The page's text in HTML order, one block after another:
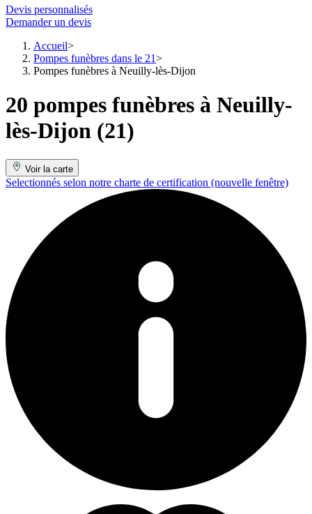
Devis personnalisés
Demander un devis
Accueil
Pompes funèbres dans le 21
Pompes funèbres à Neuilly-lès-Dijon
20 pompes funèbres à Neuilly-
lès-Dijon (21)
Voir la carte
Selectionnés selon notre charte de certification (nouvelle fenêtre)